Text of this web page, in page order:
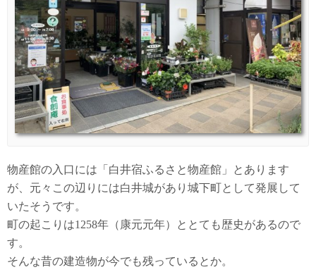
物産館の入口には「白井宿ふるさと物産館」とあります
が、元々この辺りには白井城があり城下町として発展して
いたそうです。
町の起こりは1258年（康元元年）ととても歴史があるので
す。
そんな昔の建造物が今でも残っているとか。